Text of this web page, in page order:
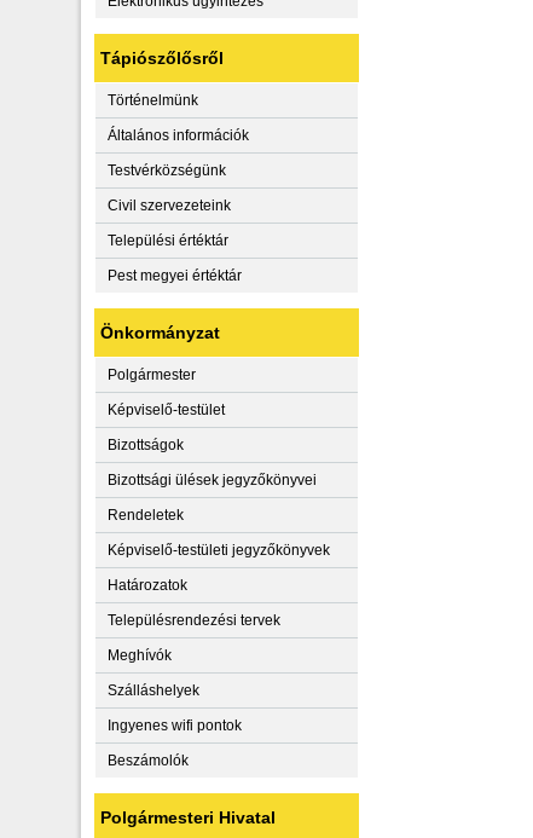
Tápiószőlősről
Történelmünk
Általános információk
Testvérközségünk
Civil szervezeteink
Települési értéktár
Pest megyei értéktár
Önkormányzat
Polgármester
Képviselő-testület
Bizottságok
Bizottsági ülések jegyzőkönyvei
Rendeletek
Képviselő-testületi jegyzőkönyvek
Határozatok
Településrendezési tervek
Meghívók
Szálláshelyek
Ingyenes wifi pontok
Beszámolók
Polgármesteri Hivatal